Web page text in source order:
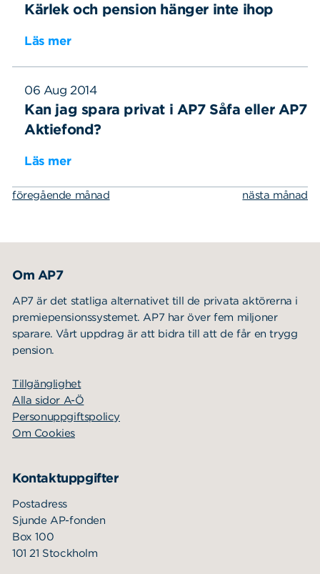
Kärlek och pension hänger inte ihop
Läs mer
06 Aug 2014
Kan jag spara privat i AP7 Såfa eller AP7
Aktiefond?
Läs mer
föregående månad nästa månad
Om AP7
AP7 är det statliga alternativet till de privata aktörerna i
premiepensionssystemet. AP7 har över fem miljoner
sparare. Vårt uppdrag är att bidra till att de får en trygg
pension.
Tillgänglighet
Alla sidor A-Ö
Personuppgiftspolicy
Om Cookies
Kontaktuppgifter
Postadress
Sjunde AP-fonden
Box 100
101 21 Stockholm